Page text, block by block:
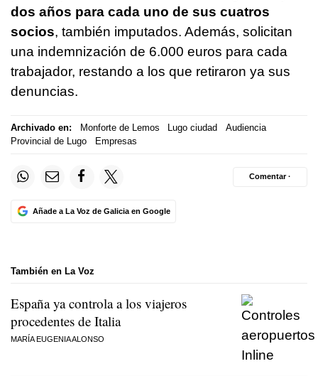
dos años para cada uno de sus cuatros
socios, también imputados. Además, solicitan
una indemnización de 6.000 euros para cada
trabajador, restando a los que retiraron ya sus
denuncias.
Archivado en: Monforte de Lemos Lugo ciudad
Audiencia
Provincial de Lugo
Empresas
Añade a La Voz de Galicia en Google
Comentar ·
También en La Voz
España ya controla a los viajeros
procedentes de Italia
MARÍA EUGENIA ALONSO